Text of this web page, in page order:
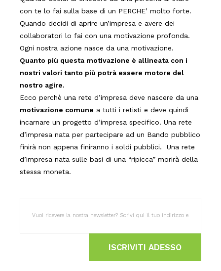
con te lo fai sulla base di un PERCHE’ molto forte.
Quando decidi di aprire un’impresa e avere dei
collaboratori lo fai con una motivazione profonda.
Ogni nostra azione nasce da una motivazione.
Quanto più questa motivazione è allineata con i
nostri valori tanto più potrà essere motore del
nostro agire.
Ecco perchè una rete d’impresa deve nascere da una
motivazione comune a tutti i retisti e deve quindi
incarnare un progetto d’impresa specifico. Una rete
d’impresa nata per partecipare ad un Bando pubblico
finirà non appena finiranno i soldi pubblici. Una rete
d’impresa nata sulle basi di una “ripicca” morirà della
stessa moneta.
ISCRIVITI ADESSO